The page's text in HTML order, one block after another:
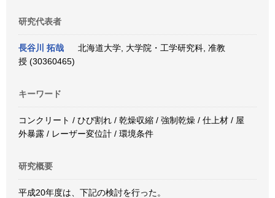
研究代表者
長谷川 拓哉
北海道大学, 大学院・工学研究科, 准教
授 (30360465)
キーワード
コンクリート / ひび割れ / 乾燥収縮 / 強制乾燥 / 仕上材 / 屋
外暴露 / レーザー変位計 / 環境条件
研究概要
平成20年度は、下記の検討を行った。